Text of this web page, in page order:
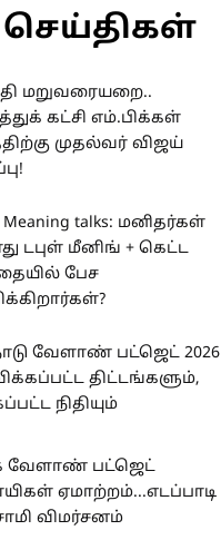
செய்திகள்
மறுவரையறை..
கட்சி எம்.பிக்கள்
முதல்வர் விஜய்
Meaning talks: மனிதர்கள்
டபுள் மீனிங் + கெட்ட
பேச
வேளாண் பட்ஜெட் 2026
திட்டங்களும்,
நிதியும்
வேளாண் பட்ஜெட்
ஏமாற்றம்...எடப்பாடி
விமர்சனம்